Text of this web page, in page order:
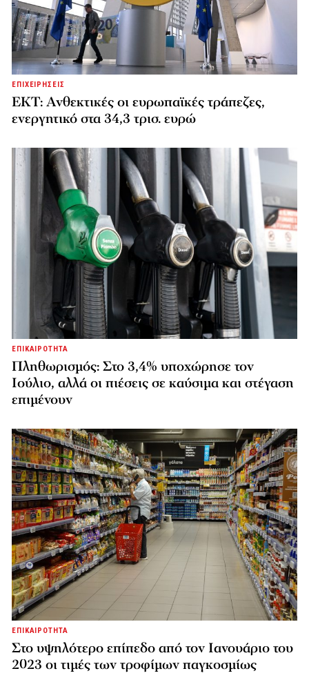
ΕΠΙΧΕΙΡΗΣΕΙΣ
ΕΚΤ: Ανθεκτικές οι ευρωπαϊκές τράπεζες,
ενεργητικό στα 34,3 τρισ. ευρώ
ΕΠΙΚΑΙΡΟΤΗΤΑ
Πληθωρισμός: Στο 3,4% υποχώρησε τον
Ιούλιο, αλλά οι πιέσεις σε καύσιμα και στέγαση
επιμένουν
ΕΠΙΚΑΙΡΟΤΗΤΑ
Στο υψηλότερο επίπεδο από τον Ιανουάριο του
2023 οι τιμές των τροφίμων παγκοσμίως